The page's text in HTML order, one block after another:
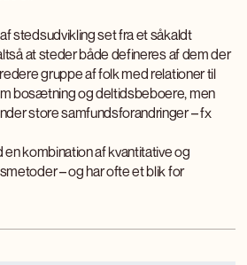
stedsudvikling set fra et såkaldt
at steder både defineres af dem der
gruppe af folk med relationer til
bosætning og deltidsbeboere, men
store samfundsforandringer – fx
kombination af kvantitative og
– og har ofte et blik for